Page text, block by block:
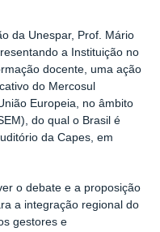
da Unespar, Prof. Mário
a Instituição no
docente, uma ação
do Mercosul
Europeia, no âmbito
do qual o Brasil é
da Capes, em
o debate e a proposição
a integração regional do
gestores e